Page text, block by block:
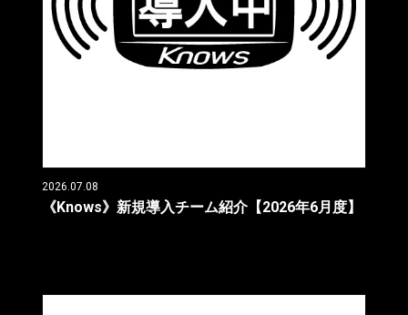
2026.07.08
《Knows》新規導入チーム紹介【2026年6月度】